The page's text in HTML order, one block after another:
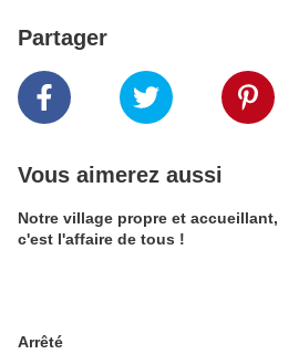
Partager
Vous aimerez aussi
Notre village propre et accueillant,
c'est l'affaire de tous !
Arrêté